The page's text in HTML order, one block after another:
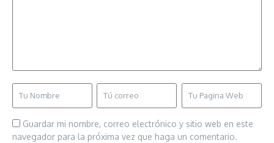
Guardar mi nombre, correo electrónico y sitio web en este
navegador para la próxima vez que haga un comentario.